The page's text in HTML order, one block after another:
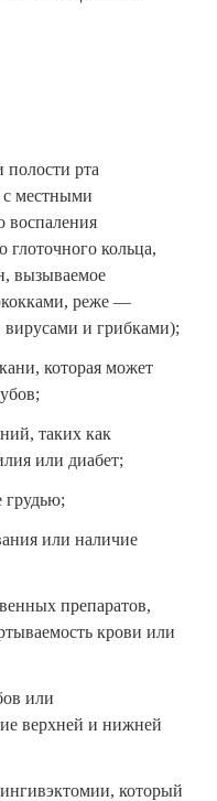
рта
с местными
воспаления
глоточного кольца,
вызываемое
реже —
и грибками);
которая может
таких как
или диабет;
грудью;
или наличие
препаратов,
крови или
или
верхней и нижней
который